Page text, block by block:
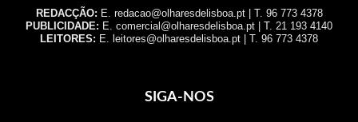
REDACÇÃO: E. redacao@olharesdelisboa.pt | T. 96 773 4378
PUBLICIDADE: E. comercial@olharesdelisboa.pt | T. 21 193 4140
LEITORES: E. leitores@olharesdelisboa.pt | T. 96 773 4378
SIGA-NOS